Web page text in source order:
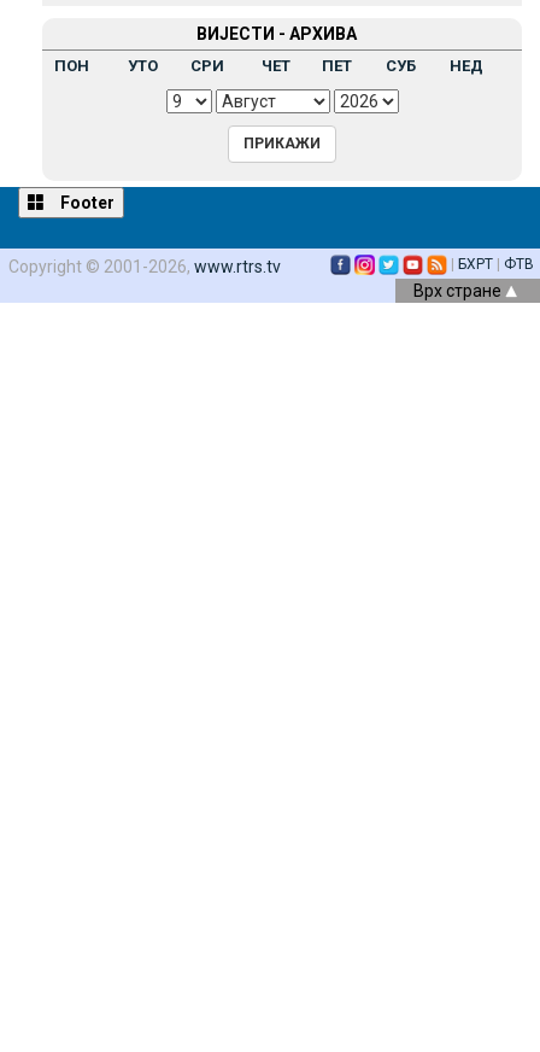
ВИЈЕСТИ - АРХИВА
ПОН УТО СРИ ЧЕТ ПЕТ СУБ НЕД
Footer
Copyright © 2001-2026, www.rtrs.tv БХРТ ФТВ
Врх стране